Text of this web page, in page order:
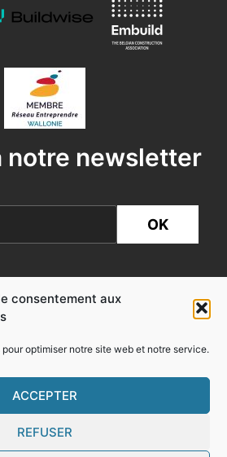
consentement aux
optimiser notre site web et notre service.
ACCEPTER
REFUSER
notre newsletter
OK
(0) 65 335 225
Rue Rivière
Vous pouvez nous suivre sur: